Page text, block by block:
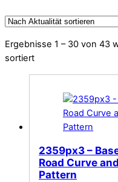
Ergebnisse 1 – 30 von 43
sortiert
2359px3 –
Road Curve
Pattern